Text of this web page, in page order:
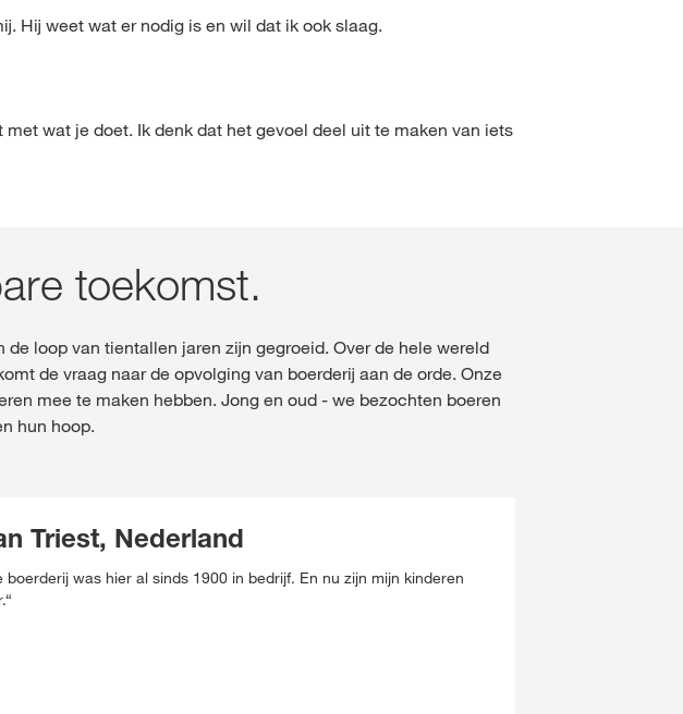
Hij weet wat er nodig is en wil dat ik ook slaag.
wat je doet. Ik denk dat het gevoel deel uit te maken van iets
toekomst.
loop van tientallen jaren zijn gegroeid. Over de hele wereld
de vraag naar de opvolging van boerderij aan de orde. Onze
mee te maken hebben. Jong en oud - we bezochten boeren
hun hoop.
Triest, Nederland
boerderij was hier al sinds 1900 in bedrijf. En nu zijn mijn kinderen